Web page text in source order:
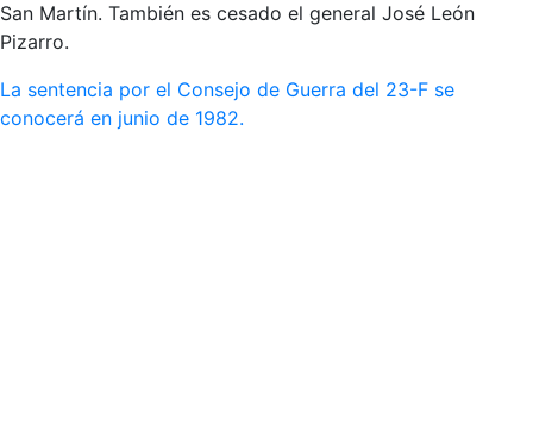
San Martín. También es cesado el general José León
Pizarro.
La sentencia por el Consejo de Guerra del 23-F se
conocerá en junio de 1982.